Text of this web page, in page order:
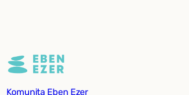
Komunita Eben Ezer